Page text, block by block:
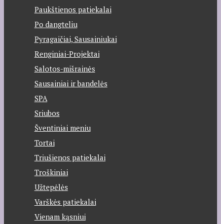
Paukštienos patiekalai
Po dangteliu
Pyragaičiai, Sausainiukai
Renginiai-Projektai
Salotos-mišrainės
Sausainiai ir bandelės
SPA
Sriubos
Šventiniai meniu
Tortai
Triušienos patiekalai
Troškiniai
Užtepėlės
Varškės patiekalai
Vienam kąsniui